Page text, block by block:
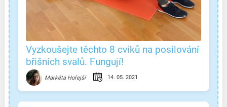
Vyzkoušejte těchto 8 cviků na posilování
břišních svalů. Fungují!
Markéta Hořejší 14. 05. 2021